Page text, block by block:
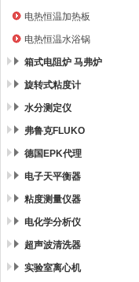
电热恒温加热板
电热恒温水浴锅
箱式电阻炉 马弗炉
旋转式粘度计
水分测定仪
弗鲁克FLUKO
德国EPK代理
电子天平衡器
粘度测量仪器
电化学分析仪
超声波清洗器
实验室离心机